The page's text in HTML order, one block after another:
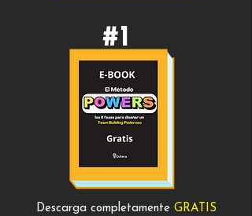
#1
Descarga completamente GRATIS